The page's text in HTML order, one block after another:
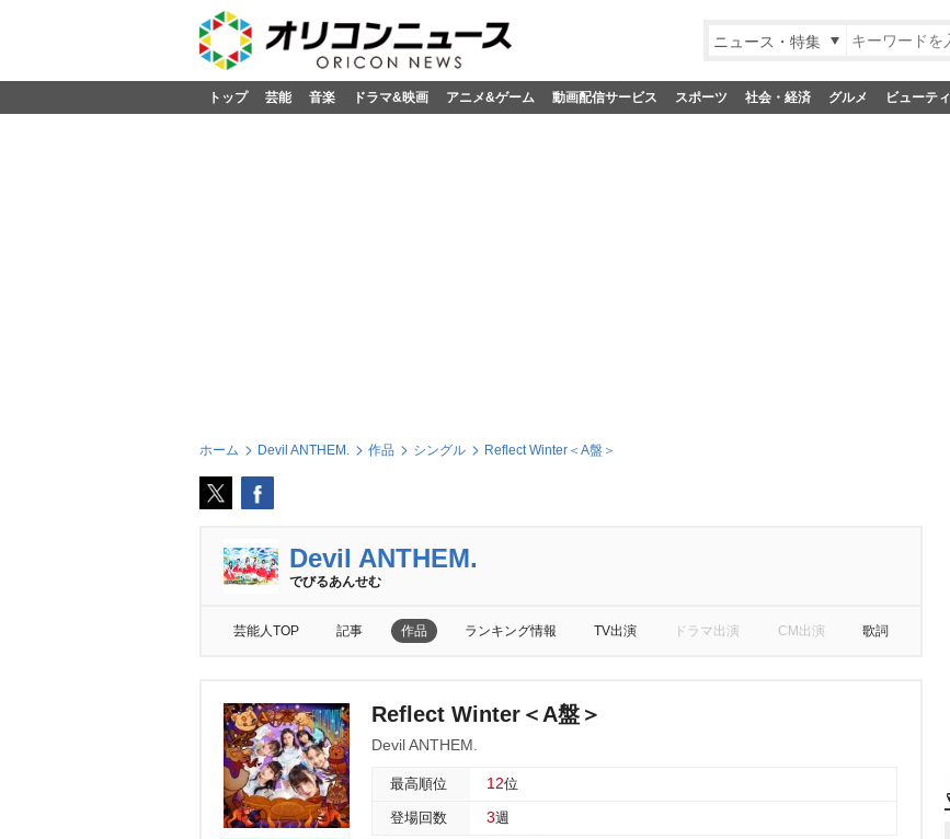
ニュース・特集
トップ 芸能 音楽 ドラマ&映画 アニメ&ゲーム 動画配信サービス スポーツ 社会・経済 グルメ ビューティ
ホーム Devil ANTHEM. 作品 シングル Reflect Winter＜A盤＞
Devil ANTHEM.
でびるあんせむ
芸能人TOP 記事 作品 ランキング情報 TV出演 ドラマ出演 CM出演 歌詞
Reflect Winter＜A盤＞
Devil ANTHEM.
最高順位 12位
登場回数 3週